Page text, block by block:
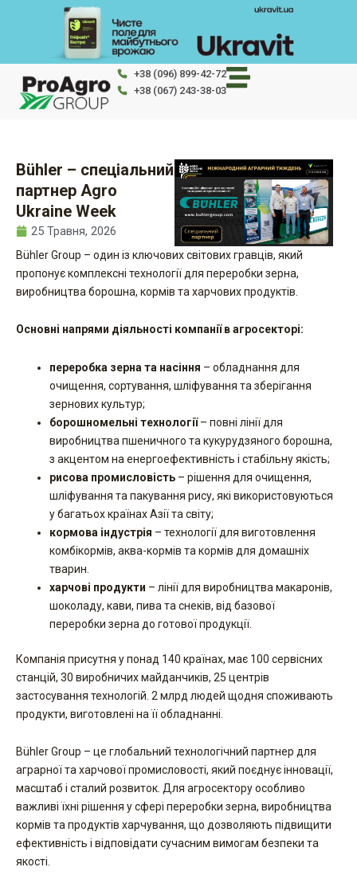
+38 (096) 899-42-72
+38 (067) 243-38-03
Bühler – спеціальний
партнер Agro
Ukraine Week
25 Травня, 2026
Bühler Group – один із ключових світових гравців, який
пропонує комплексні технології для переробки зерна,
виробництва борошна, кормів та харчових продуктів.
Основні напрями діяльності компанії в агросекторі:
переробка зерна та насіння – обладнання для
очищення, сортування, шліфування та зберігання
зернових культур;
борошномельні технології– повні лінії для
виробництва пшеничного та кукурудзяного борошна,
з акцентом на енергоефективність і стабільну якість;
рисова промисловість – рішення для очищення,
шліфування та пакування рису, які використовуються
у багатьох країнах Азії та світу;
кормова індустрія – технології для виготовлення
комбікормів, аква-кормів та кормів для домашніх
тварин.
харчові продукти – лінії для виробництва макаронів,
шоколаду, кави, пива та снеків, від базової
переробки зерна до готової продукції.
Компанія присутня у понад 140 країнах, має 100 сервісних
станцій, 30 виробничих майданчиків, 25 центрів
застосування технологій. 2 млрд людей щодня споживають
продукти, виготовлені на її обладнанні.
Bühler Group ­– це глобальний технологічний партнер для
аграрної та харчової промисловості, який поєднує інновації,
масштаб і сталий розвиток. Для агросектору особливо
важливі їхні рішення у сфері переробки зерна, виробництва
кормів та продуктів харчування, що дозволяють підвищити
ефективність і відповідати сучасним вимогам безпеки та
якості.